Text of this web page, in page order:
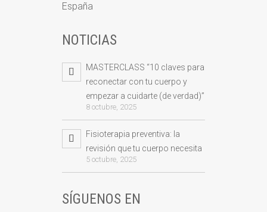
España
NOTICIAS
MASTERCLASS “10 claves para
reconectar con tu cuerpo y
empezar a cuidarte (de verdad)”
8 octubre, 2025
Fisioterapia preventiva: la
revisión que tu cuerpo necesita
5 octubre, 2025
SÍGUENOS EN